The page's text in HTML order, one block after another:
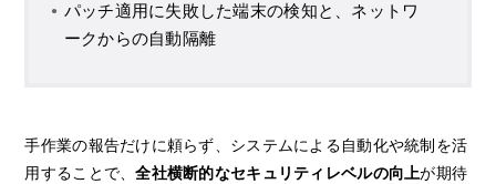
パッチ適用に失敗した端末の検知と、ネットワ
ークからの自動隔離
手作業の報告だけに頼らず、システムによる自動化や統制を活
用することで、全社横断的なセキュリティレベルの向上が期待